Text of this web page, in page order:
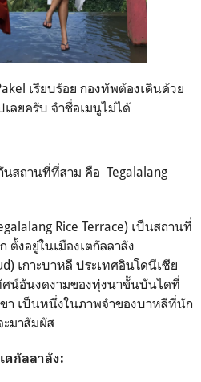
เรียบร้อย กองทัพต้องเดินด้วย
ลยครับ จำชื่อเมนูไม่ได้
นสถานที่ที่สาม คือ Tegalalang
Rice Terrace) เป็นสถานที่
ตั้งอยู่ในเมืองเตกัลลาลัง
เกาะบาหลี ประเทศอินโดนีเซีย
น์อันงดงามของทุ่งนาขั้นบันไดที่
า เป็นหนึ่งในภาพจำของบาหลีที่นัก
มาสัมผัส
กัลลาลัง: